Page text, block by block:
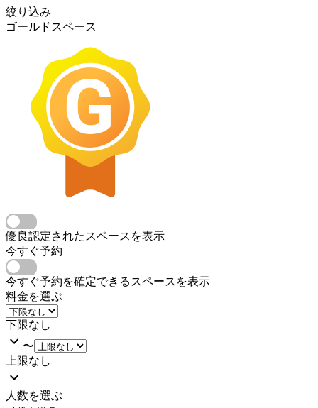
絞り込み
ゴールドスペース
優良認定されたスペースを表示
今すぐ予約
今すぐ予約を確定できるスペースを表示
料金を選ぶ
下限なし
〜
上限なし
人数を選ぶ